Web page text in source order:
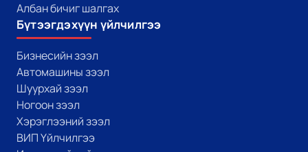
Албан бичиг шалгах
Бүтээгдэхүүн үйлчилгээ
Бизнесийн зээл
Автомашины зээл
Шуурхай зээл
Ногоон зээл
Хэрэглээний зээл
ВИП Үйлчилгээ